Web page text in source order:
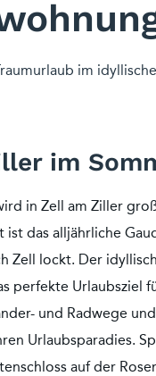
im
im
in Zell am Ziller
ist das alljährliche
Zell lockt. Der
perfekte Urlaubsziel
und Radwege
Urlaubsparadies.
auf der